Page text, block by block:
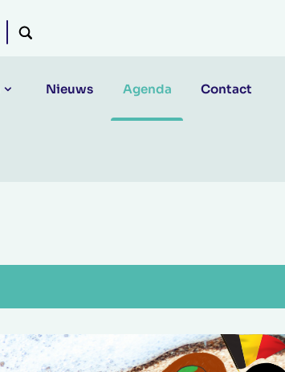
Nieuws Agenda Contact